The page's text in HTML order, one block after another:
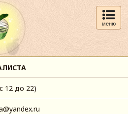
меню
12 до 22)